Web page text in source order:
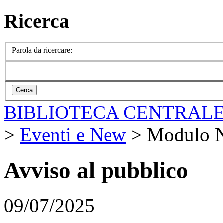
Ricerca
Parola da ricercare:
BIBLIOTECA
> Eventi e New > Modulo
Avviso al pubblico
09/07/2025